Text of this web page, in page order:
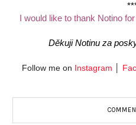
I would like to thank Notino
Děkuji Notinu za
Follow me on Instagram